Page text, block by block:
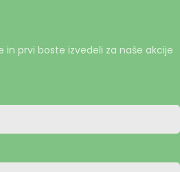
in prvi boste izvedeli za naše akcije